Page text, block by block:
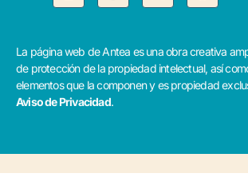
La página web de Antea es una obra creativa
de protección de la propiedad intelectual, así
elementos que la componen y es propiedad
Aviso de Privacidad.